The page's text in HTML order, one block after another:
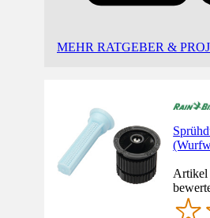
MEHR RATGEBER &
Artikel